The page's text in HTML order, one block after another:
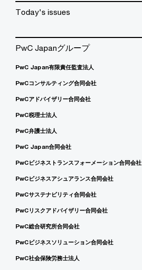
Today's issues
PwC Japanグループ
PwC Japan有限責任監査法人
PwCコンサルティング合同会社
PwCアドバイザリー合同会社
PwC税理士法人
PwC弁護士法人
PwC Japan合同会社
PwCビジネストランスフォーメーション合同会社
PwCビジネスアシュアランス合同会社
PwCサステナビリティ合同会社
PwCリスクアドバイザリー合同会社
PwC総合研究所合同会社
PwCビジネスソリューション合同会社
PwC社会保険労務士法人